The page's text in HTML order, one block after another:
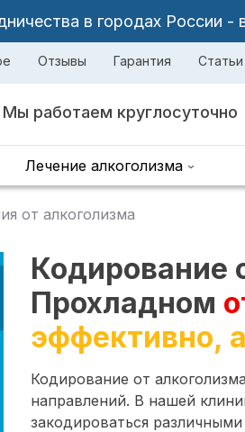
в городах России -
Отзывы Гарантия Статьи
Мы работаем круглосуточно
Лечение алкоголизма
от алкоголизма
Кодирование
Прохладном
эффективно,
Кодирование от
направлений. В нашей
закодироваться